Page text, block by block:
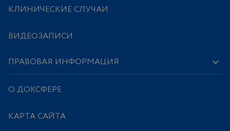
КЛИНИЧЕСКИЕ СЛУЧАИ
ВИДЕОЗАПИСИ
ПРАВОВАЯ ИНФОРМАЦИЯ
О ДОКСФЕРЕ
КАРТА САЙТА